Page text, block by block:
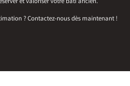
et valoriser votre bâti ancien.
? Contactez-nous dès maintenant !